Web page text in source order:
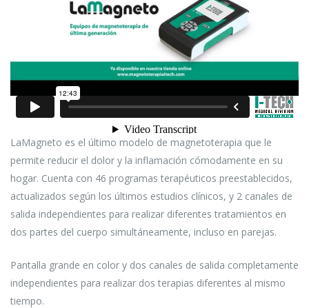
LaMagneto es el último modelo de magnetoterapia que le
permite reducir el dolor y la inflamación cómodamente en su
hogar. Cuenta con 46 programas terapéuticos preestablecidos,
actualizados según los últimos estudios clínicos, y 2 canales de
salida independientes para realizar diferentes tratamientos en
dos partes del cuerpo simultáneamente, incluso en parejas.
Pantalla grande en color y dos canales de salida completamente
independientes para realizar dos terapias diferentes al mismo
tiempo.